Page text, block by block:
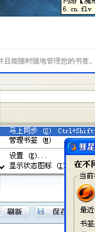
且能随时随地管理您的书签